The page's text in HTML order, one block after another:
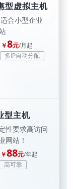
型虚拟主机
合小型企业
￥8元/月起
多IP自动分配
型主机
性要求高访问
网站！
￥88元/年起
高可靠